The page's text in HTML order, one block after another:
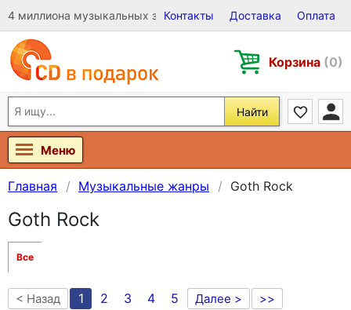
4 миллиона музыкальных записей на Виниле, CD и DVD
Контакты Доставка Оплата
Корзина (0)
Найти
Меню
Главная Музыкальные жанры Goth Rock
Goth Rock
Все
< Назад 1 2 3 4 5 Далее > >>